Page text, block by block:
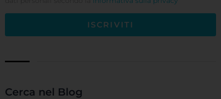
ISCRIVITI
Cerca nel Blog